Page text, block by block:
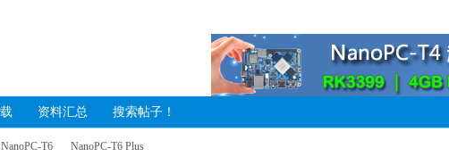
资料汇总 搜索帖子！
NanoPC-T6 NanoPC-T6 Plus